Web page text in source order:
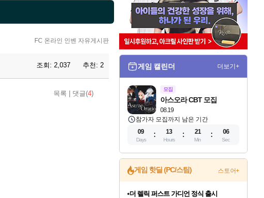
FC 온라인 인벤 자유게시판
조회: 2,037 추천: 2
목록 댓글(4)
게임 캘린더 더보기+
모집
08.19
아스오라 CBT 모집
참가자 모집까지 남은 기간
09
Days
13
Hours
21
Min
05
Sec
게임 핫딜 (PC/스팀) 스토어+
더 렐릭 퍼스트 가디언 정식 출시